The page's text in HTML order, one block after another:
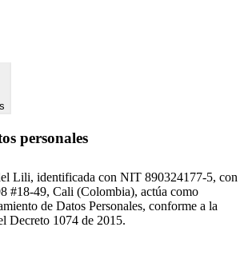
personales
Lili, identificada con NIT 890324177-5, con
#18-49, Cali (Colombia), actúa como
de Datos Personales, conforme a la
Decreto 1074 de 2015.